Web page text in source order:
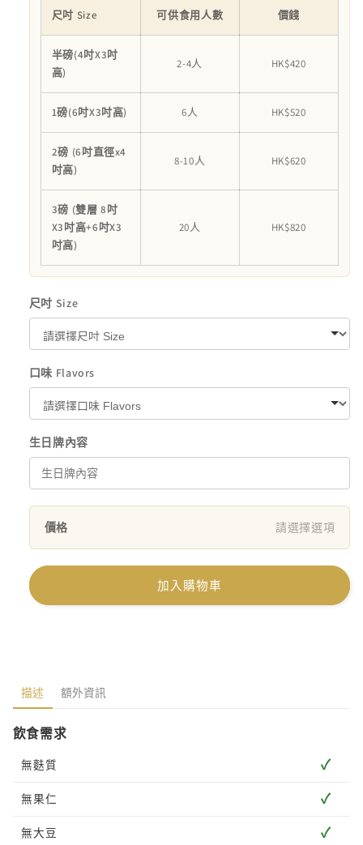
米
蛋
糕
數
量
少
蛋
尺吋 Size 可供食用人數 價錢
半磅(4吋X3吋
高)
2-4人 HK$420
1磅(6吋X3吋高) 6人 HK$520
2磅 (6吋直徑x4
吋高)
8-10人 HK$620
3磅 (雙層 8吋
X3吋高+6吋X3
吋高)
20人 HK$820
尺吋 Size
口味 Flavors
生日牌內容
價格 請選擇選項
加入購物車
描述 額外資訊
飲食需求
無麩質 ✓
無果仁 ✓
無大豆 ✓